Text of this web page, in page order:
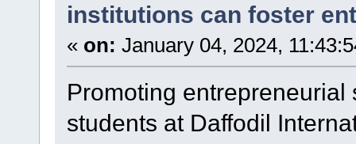
institutions can foster
« on: January 04, 2024,
Promoting
students at Daffodil